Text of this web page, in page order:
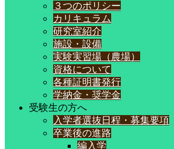
３つのポリシー
カリキュラム
研究室紹介
施設・設備
実験実習場（農場）
資格について
各種証明書発行
学納金・奨学金
受験生の方へ
入学者選抜日程・募集要項
卒業後の進路
編入学